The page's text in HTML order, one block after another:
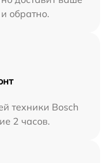
обратно.
техники Bosch
2 часов.